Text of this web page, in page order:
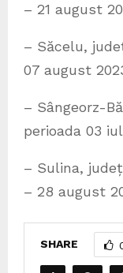
– 21 august
– Săcelu,
07 august
– Sângeorz-
perioada 03
– Sulina,
– 28 august
SHARE